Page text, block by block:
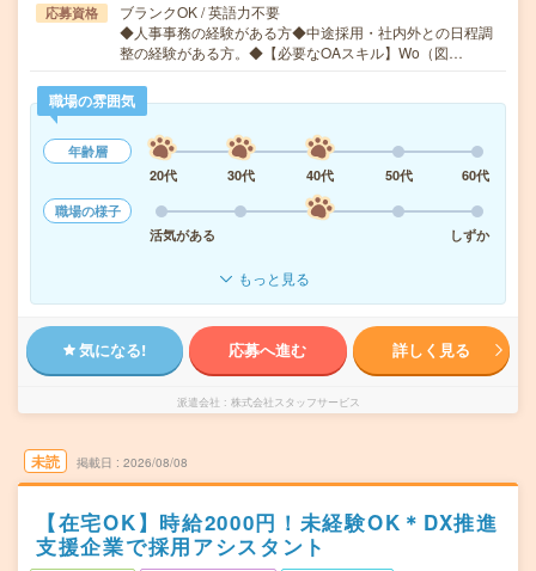
応募資格
ブランクOK / 英語力不要
◆人事事務の経験がある方◆中途採用・社内外との日程調
整の経験がある方。◆【必要なOAスキル】Wo（図…
職場の雰囲気
年齢層
20代
30代 40代 50代
60代
職場の様子
活気がある
しずか
もっと見る
気になる! 応募へ進む 詳しく見る
派遣会社 株式会社スタッフサービス
未読 掲載日 2026/08/08
【在宅OK】時給2000円！未経験OK＊DX推進
支援企業で採用アシスタント